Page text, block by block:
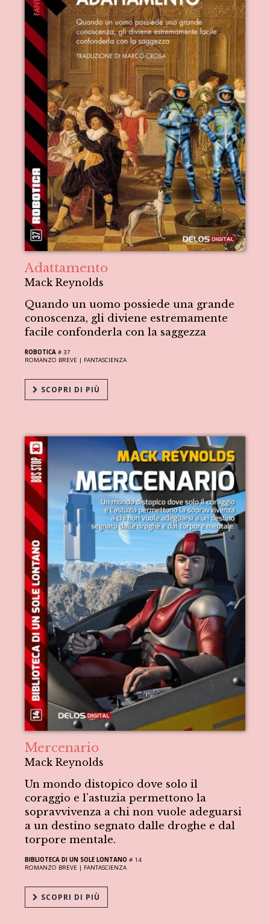
Adattamento
Mack Reynolds
Quando un uomo possiede una grande
conoscenza, gli diviene estremamente
facile confonderla con la saggezza
ROBOTICA # 37
ROMANZO BREVE | FANTASCIENZA
SCOPRI DI PIÙ
Mercenario
Mack Reynolds
Un mondo distopico dove solo il
coraggio e l’astuzia permettono la
sopravvivenza a chi non vuole adeguarsi
a un destino segnato dalle droghe e dal
torpore mentale.
BIBLIOTECA DI UN SOLE LONTANO # 14
ROMANZO BREVE | FANTASCIENZA
SCOPRI DI PIÙ